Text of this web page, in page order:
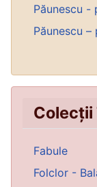
Păunescu -
Păunescu
Colecții
Fabule
Folclor -